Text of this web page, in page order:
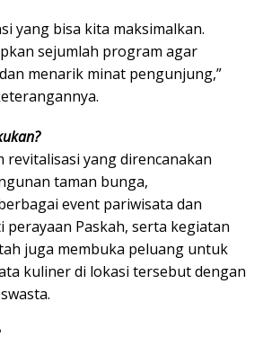
yang bisa kita maksimalkan.
sejumlah program agar
menarik minat pengunjung,”
revitalisasi yang direncanakan
taman bunga,
event pariwisata dan
perayaan Paskah, serta kegiatan
juga membuka peluang untuk
kuliner di lokasi tersebut dengan